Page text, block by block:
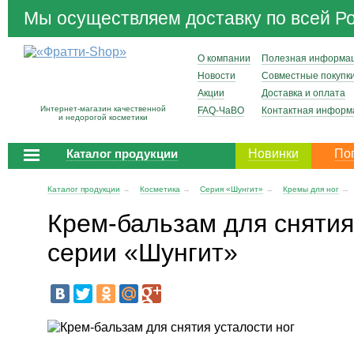
Мы осуществляем доставку по всей
Интернет-магазин качественной
и недорогой косметики
О компании
Новости
Акции
FAQ-ЧаВО
Полезная
Совместные
Доставка и оплата
Контактная
Каталог продукции Новинки
Каталог продукции → Косметика → Серия «Шунгит» → Кремы для ног →
Крем-бальзам для
серии «Шунгит»